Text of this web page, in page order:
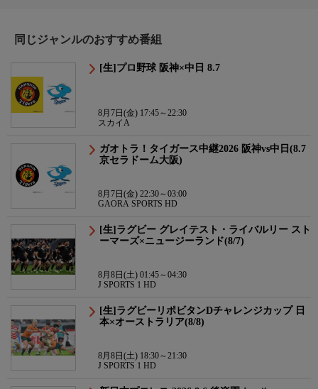
同じジャンルのおすすめ番組
[生]プロ野球 阪神×中日 8.7
8月7日(金) 17:45～22:30
スカイA
ガオトラ！タイガース中継2026 阪神vs中日(8.7
京セラドーム大阪)
8月7日(金) 22:30～03:00
GAORA SPORTS HD
[生]ラグビー グレイテスト・ライバルリー スト
ーマーズ×ニュージーランド(8/7)
8月8日(土) 01:45～04:30
J SPORTS 1 HD
[生]ラグビーリポビタンDチャレンジカップ 日
本×オーストラリア(8/8)
8月8日(土) 18:30～21:30
J SPORTS 1 HD